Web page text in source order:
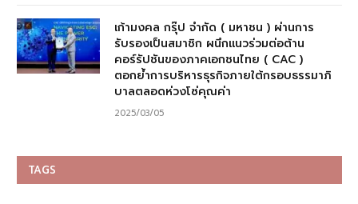
เก้ามงคล กรุ๊ป จำกัด ( มหาชน ) ผ่านการ
รับรองเป็นสมาชิก ผนึกแนวร่วมต่อต้าน
คอร์รัปชันของภาคเอกชนไทย ( CAC )
ตอกย้ำการบริหารธุรกิจภายใต้กรอบธรรมาภิ
บาลตลอดห่วงโซ่คุณค่า
2025/03/05
TAGS